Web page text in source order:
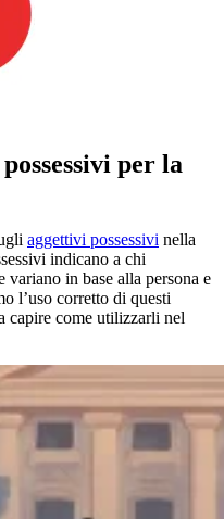
per la
aggettivi possessivi nella
indicano a chi
variano in base alla persona e
l’uso corretto di questi
capire come utilizzarli nel